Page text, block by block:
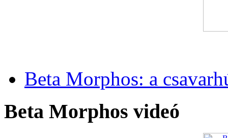
Beta Morphos: a
Beta Morphos videó